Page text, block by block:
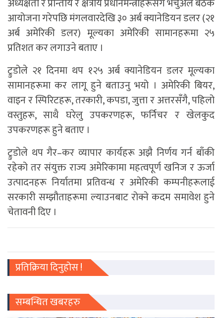
अध्यक्षता र प्रान्तीय र क्षेत्रीय प्रधानमन्त्रीहरूसँग भर्चुअल बैठक
आयोजना गरेपछि मंगलवारदेखि ३० अर्ब क्यानेडियन डलर (२१
अर्ब अमेरिकी डलर) मूल्यका अमेरिकी सामानहरूमा २५
प्रतिशत कर लगाउने बताए ।
ट्रुडोले २१ दिनमा थप १२५ अर्ब क्यानेडियन डलर मूल्यका
सामानहरूमा कर लागू हुने बताउनु भयो । अमेरिकी बियर,
वाइन र स्पिरिटहरू, तरकारी, कपडा, जुत्ता र अत्तरसँगै, पहिलो
वस्तुहरू, साथै घरेलु उपकरणहरू, फर्निचर र खेलकुद
उपकरणहरू हुने बताए ।
ट्रुडोले थप गैर–कर व्यापार कार्यहरू अझै निर्णय गर्न बाँकी
रहेको तर संयुक्त राज्य अमेरिकामा महत्वपूर्ण खनिज र ऊर्जा
उत्पादनहरू निर्यातमा प्रतिवन्ध र अमेरिकी कम्पनीहरूलाई
सरकारी सम्झौताहरूमा ल्याउनबाट रोक्ने कदम समावेश हुने
चेतावनी दिए ।
प्रतिक्रिया दिनुहोस !
सम्बन्धित खबरहरु